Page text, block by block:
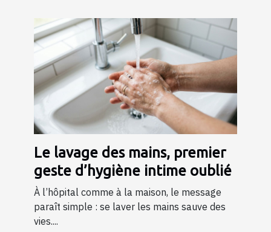
Le lavage des mains, premier
geste d’hygiène intime oublié
À l’hôpital comme à la maison, le message
paraît simple : se laver les mains sauve des
vies....